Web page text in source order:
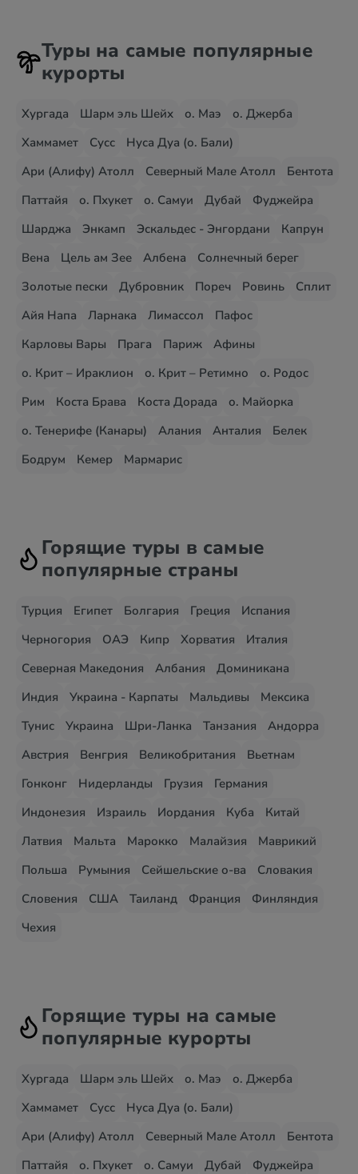
Туры на самые популярные
курорты
Хургада Шарм эль Шейх о. Маэ
о. Джерба
Хаммамет
Сусс
Нуса Дуа (о. Бали)
Ари (Алифу) Атолл
Северный Мале Атолл
Бентота
Паттайя
о. Пхукет о. Самуи Дубай
Фуджейра
Шарджа
Энкамп Эскальдес - Энгордани
Капрун
Вена
Цель ам Зее Албена
Солнечный берег
Золотые пески
Дубровник Пореч Ровинь
Сплит
Айя Напа
Ларнака Лимассол
Пафос
Карловы Вары
Прага Париж
Афины
о. Крит – Ираклион
о. Крит – Ретимно
о. Родос
Рим
Коста Брава Коста Дорада
о. Майорка
о. Тенерифе (Канары)
Алания Анталия
Белек
Бодрум
Кемер Мармарис
Горящие туры в самые
популярные страны
Турция Египет Болгария Греция
Испания
Черногория
ОАЭ Кипр Хорватия
Италия
Северная Македония
Албания
Доминикана
Индия
Украина - Карпаты Мальдивы
Мексика
Тунис
Украина Шри-Ланка Танзания
Андорра
Австрия
Венгрия Великобритания
Вьетнам
Гонконг
Нидерланды Грузия
Германия
Индонезия
Израиль Иордания Куба
Китай
Латвия
Мальта Марокко Малайзия
Маврикий
Польша
Румыния Сейшельские о-ва
Словакия
Словения
США Таиланд Франция
Финляндия
Чехия
Горящие туры на самые
популярные курорты
Хургада Шарм эль Шейх о. Маэ
о. Джерба
Хаммамет
Сусс
Нуса Дуа (о. Бали)
Ари (Алифу) Атолл
Северный Мале Атолл
Бентота
Паттайя
о. Пхукет о. Самуи Дубай
Фуджейра